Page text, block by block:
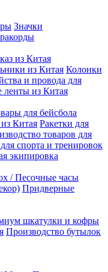
Значки
из Китая
из Китая Колонки
и провода для
из Китая
для бейсбола
Китая Ракетки для
товаров для
спорта и тренировок
экипировка
/ Песочные часы
Придверные
шкатулки и кофры
Производство бутылок